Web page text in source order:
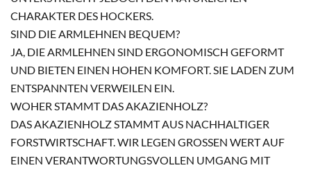
CHARAKTER DES HOCKERS.
SIND DIE ARMLEHNEN BEQUEM?
JA, DIE ARMLEHNEN SIND ERGONOMISCH GEFORMT
UND BIETEN EINEN HOHEN KOMFORT. SIE LADEN ZUM
ENTSPANNTEN VERWEILEN EIN.
WOHER STAMMT DAS AKAZIENHOLZ?
DAS AKAZIENHOLZ STAMMT AUS NACHHALTIGER
FORSTWIRTSCHAFT. WIR LEGEN GROSSEN WERT AUF E
INEN VERANTWORTUNGSVOLLEN UMGANG MIT R